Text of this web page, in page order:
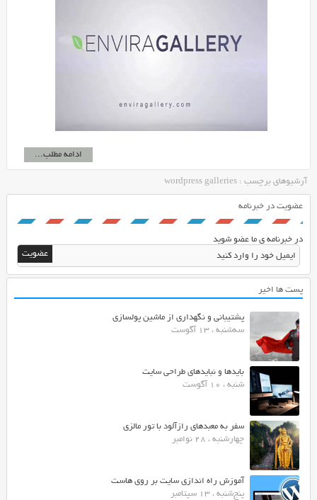
ادامه مطلب...
آرشیوهای برچسب : wordpress galleries
عضویت در خبرنامه
در خبرنامه ی ما عضو شوید
پست ها اخیر
پشتیبانی و نگهداری از ماشین پولسازی
سه‌شنبه ، 13 آگوست
بایدها و نبایدهای طراحی سایت
شنبه ، 10 آگوست
سفر به معبدهای رازآلود با تور مالزی
چهارشنبه ، 28 نوامبر
آموزش راه اندازی سایت بر روی هاست
پنج‌شنبه ، 13 سپتامبر